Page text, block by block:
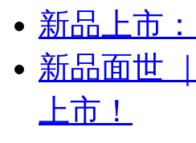
新品上市
新品面世
上市！